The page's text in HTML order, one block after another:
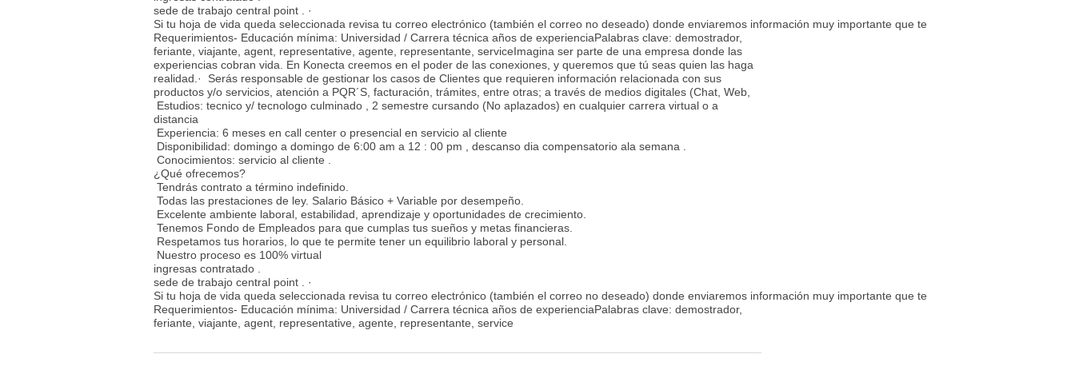
sede de trabajo central point . ·
Si tu hoja de vida queda seleccionada revisa tu correo electrónico (también el correo no deseado) donde enviaremos información muy importante que te permitirá avanzar con
Requerimientos- Educación mínima: Universidad / Carrera técnica años de experienciaPalabras clave: demostrador,
feriante, viajante, agent, representative, agente, representante, serviceImagina ser parte de una empresa donde las
experiencias cobran vida. En Konecta creemos en el poder de las conexiones, y queremos que tú seas quien las haga
realidad.· Serás responsable de gestionar los casos de Clientes que requieren información relacionada con sus
productos y/o servicios, atención a PQR´S, facturación, trámites, entre otras; a través de medios digitales (Chat, Web,
Estudios: tecnico y/ tecnologo culminado , 2 semestre cursando (No aplazados) en cualquier carrera virtual o a
distancia
Experiencia: 6 meses en call center o presencial en servicio al cliente
Disponibilidad: domingo a domingo de 6:00 am a 12 : 00 pm , descanso dia compensatorio ala semana .
Conocimientos: servicio al cliente .
¿Qué ofrecemos?
Tendrás contrato a término indefinido.
Todas las prestaciones de ley. Salario Básico + Variable por desempeño.
Excelente ambiente laboral, estabilidad, aprendizaje y oportunidades de crecimiento.
Tenemos Fondo de Empleados para que cumplas tus sueños y metas financieras.
Respetamos tus horarios, lo que te permite tener un equilibrio laboral y personal.
Nuestro proceso es 100% virtual
ingresas contratado .
sede de trabajo central point . ·
Si tu hoja de vida queda seleccionada revisa tu correo electrónico (también el correo no deseado) donde enviaremos información muy importante que te permitirá avanzar con
Requerimientos- Educación mínima: Universidad / Carrera técnica años de experienciaPalabras clave: demostrador,
feriante, viajante, agent, representative, agente, representante, service